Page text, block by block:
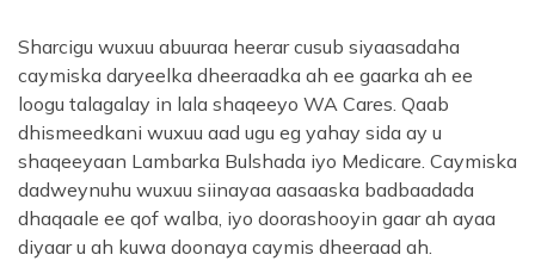
Sharcigu wuxuu abuuraa heerar cusub siyaasadaha
caymiska daryeelka dheeraadka ah ee gaarka ah ee
loogu talagalay in lala shaqeeyo WA Cares. Qaab
dhismeedkani wuxuu aad ugu eg yahay sida ay u
shaqeeyaan Lambarka Bulshada iyo Medicare. Caymiska
dadweynuhu wuxuu siinayaa aasaaska badbaadada
dhaqaale ee qof walba, iyo doorashooyin gaar ah ayaa
diyaar u ah kuwa doonaya caymis dheeraad ah.